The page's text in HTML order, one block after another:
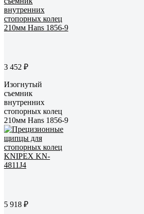
3 452 ₽
Изогнутый
съемник
внутренних
стопорных колец
210мм Hans 1856-9
5 918 ₽